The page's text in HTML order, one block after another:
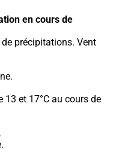
en cours de
13 et 17°C au cours de